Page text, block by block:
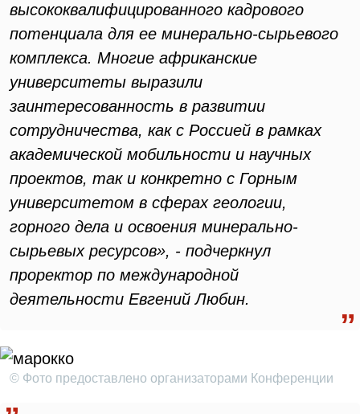
высококвалифицированного кадрового
потенциала для ее минерально-сырьевого
комплекса. Многие африканские
университеты выразили
заинтересованность в развитии
сотрудничества, как с Россией в рамках
академической мобильности и научных
проектов, так и конкретно с Горным
университетом в сферах геологии,
горного дела и освоения минерально-
сырьевых ресурсов», - подчеркнул
проректор по международной
деятельности Евгений Любин.
© Фото предоставлено организаторами Конференции